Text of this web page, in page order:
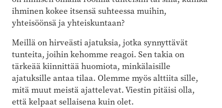
ihminen kokee itsensä suhteessa muihin,
yhteisöönsä ja yhteiskuntaan?
Meillä on hirveästi ajatuksia, jotka synnyttävät
tunteita, joihin kehomme reagoi. Sen takia on
tärkeää kiinnittää huomiota, minkälaisille
ajatuksille antaa tilaa. Olemme myös alttiita sille,
mitä muut meistä ajattelevat. Viestin pitäisi olla,
että kelpaat sellaisena kuin olet.